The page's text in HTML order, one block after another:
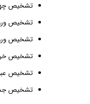
تشخیص
تشخیص
تشخیص
تشخیص
تشخیص
تشخیص